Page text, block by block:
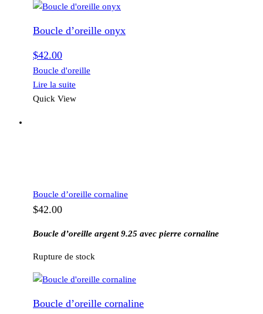
Boucle d’oreille onyx
$42.00
Boucle d'oreille
Lire la suite
Quick View
Boucle d’oreille cornaline
$42.00
Boucle d’oreille argent 9.25 avec pierre cornaline
Rupture de stock
Boucle d’oreille cornaline